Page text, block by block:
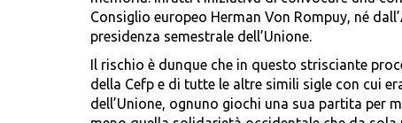
Consiglio europeo Herman Von Rompuy, né
presidenza semestrale dell’Unione.
Il rischio è dunque che in questo strisciante
della Cefp e di tutte le altre simili sigle con cui
dell’Unione, ognuno giochi una sua partita per